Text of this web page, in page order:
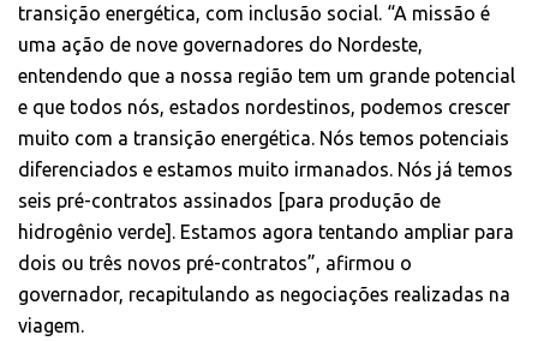
transição energética, com inclusão social. “A missão é
uma ação de nove governadores do Nordeste,
entendendo que a nossa região tem um grande potencial
e que todos nós, estados nordestinos, podemos crescer
muito com a transição energética. Nós temos potenciais
diferenciados e estamos muito irmanados. Nós já temos
seis pré-contratos assinados [para produção de
hidrogênio verde]. Estamos agora tentando ampliar para
dois ou três novos pré-contratos”, afirmou o
governador, recapitulando as negociações realizadas na
viagem.